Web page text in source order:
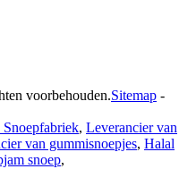
voorbehouden.Sitemap -
, Leverancier van
van gummisnoepjes, Halal
snoep,